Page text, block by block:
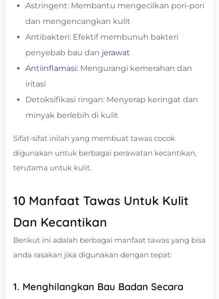
Astringent: Membantu mengecilkan pori-pori
dan mengencangkan kulit
Antibakteri: Efektif membunuh bakteri
penyebab bau dan jerawat
Antiinflamasi: Mengurangi kemerahan dan
iritasi
Detoksifikasi ringan: Menyerap keringat dan
minyak berlebih di kulit
Sifat-sifat inilah yang membuat tawas cocok
digunakan untuk berbagai perawatan kecantikan,
terutama untuk kulit.
10 Manfaat Tawas Untuk Kulit
Dan Kecantikan
Berikut ini adalah berbagai manfaat tawas yang bisa
anda rasakan jika digunakan dengan tepat:
1. Menghilangkan Bau Badan Secara